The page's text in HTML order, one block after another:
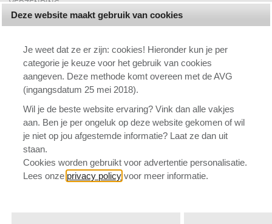
VERZENDING
BLOG
VEELGESTELDE VRAGEN
WORKSHOPS
KORTINGEN EN ACTIES
MERKEN
SPAARPUNTEN SYSTEEM
INSPIRATIEPAGINA
Deze website maakt gebruik van cookies
Je weet dat ze er zijn: cookies! Hieronder kun je per
categorie je keuze voor het gebruik van cookies
aangeven. Deze methode komt overeen met de AVG
(ingangsdatum 25 mei 2018).
Wil je de beste website ervaring? Vink dan alle vakjes
aan. Ben je per ongeluk op deze website gekomen of wil
je niet op jou afgestemde informatie? Laat ze dan uit
staan.
Cookies worden gebruikt voor advertentie personalisatie.
Lees onze privacy policy voor meer informatie.